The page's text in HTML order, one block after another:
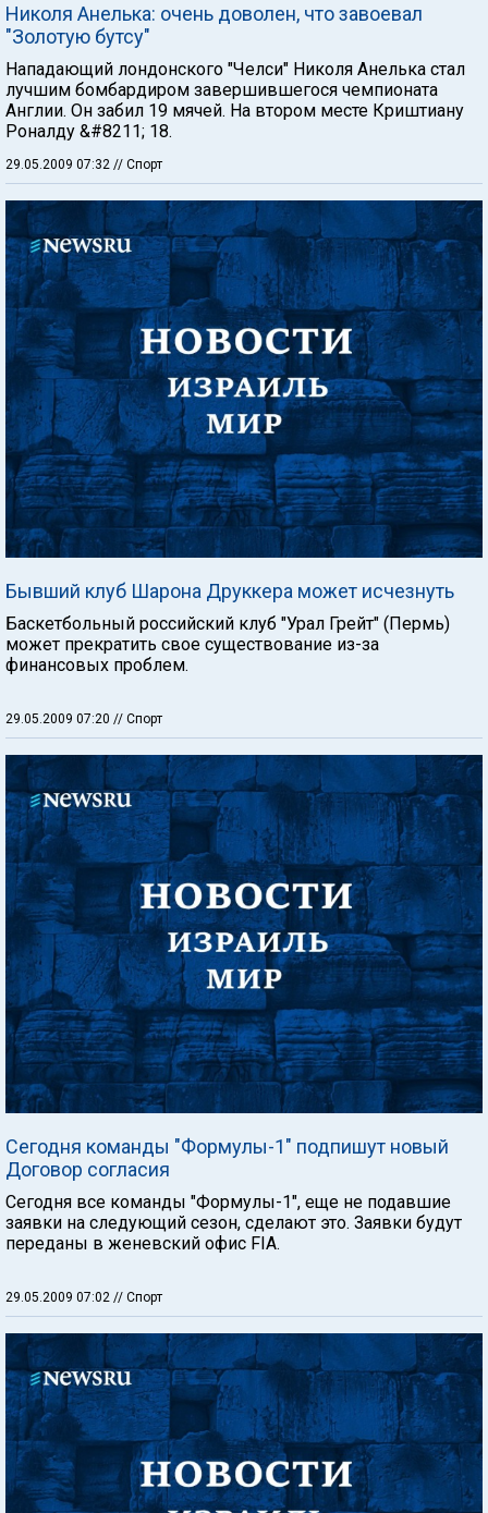
Николя Анелька: очень доволен, что завоевал
"Золотую бутсу"
Нападающий лондонского "Челси" Николя Анелька стал
лучшим бомбардиром завершившегося чемпионата
Англии. Он забил 19 мячей. На втором месте Криштиану
Роналду &#8211; 18.
29.05.2009 07:32 // Спорт
Бывший клуб Шарона Друккера может исчезнуть
Баскетбольный российский клуб "Урал Грейт" (Пермь)
может прекратить свое существование из-за
финансовых проблем.
29.05.2009 07:20 // Спорт
Сегодня команды "Формулы-1" подпишут новый
Договор согласия
Сегодня все команды "Формулы-1", еще не подавшие
заявки на следующий сезон, сделают это. Заявки будут
переданы в женевский офис FIA.
29.05.2009 07:02 // Спорт